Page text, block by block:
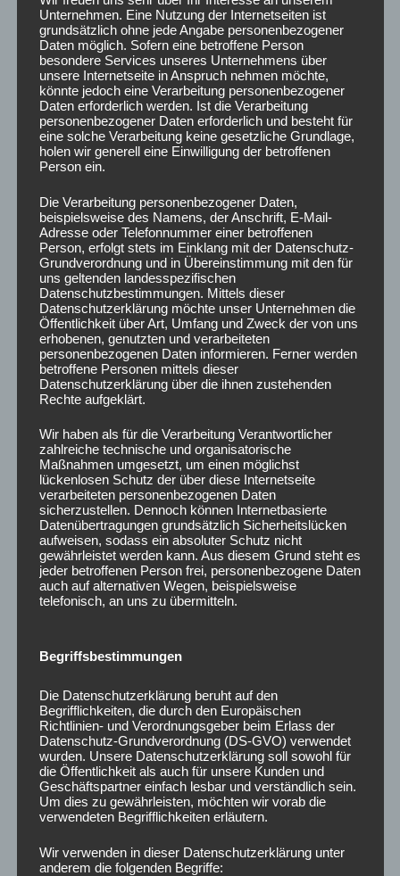
NEUESTE BEITRÄGE
Neue Welpengruppe ab dem 30.11.2024
Die Hundeschule macht Urlaub
Neue Welpengruppe ab Januar 2023
Neue Welpengruppe im Juni 2021
Ab sofort wieder Gruppen-Training
Einzeltraining wieder möglich
Dankeschön für eure Unterstützung
Neue Welpengruppe ab 22.06.2020
Neue Welpengruppe Juni 2020
Giftköder Radar
Wie hoch ist die Hundesteuer in Mönchengladbach?
Thema Hunde Gesundheit
NEUESTE KOMMENTARE
November 2024
April 2024
Dezember 2022
Juni 2021
Februar 2021
Unternehmen. Eine Nutzung der Internetseiten ist
grundsätzlich ohne jede Angabe personenbezogener
Daten möglich. Sofern eine betroffene Person
besondere Services unseres Unternehmens über
unsere Internetseite in Anspruch nehmen möchte,
könnte jedoch eine Verarbeitung personenbezogener
Daten erforderlich werden. Ist die Verarbeitung
personenbezogener Daten erforderlich und besteht für
eine solche Verarbeitung keine gesetzliche Grundlage,
holen wir generell eine Einwilligung der betroffenen
Person ein.
Die Verarbeitung personenbezogener Daten,
beispielsweise des Namens, der Anschrift, E-Mail-
Adresse oder Telefonnummer einer betroffenen
Person, erfolgt stets im Einklang mit der Datenschutz-
Grundverordnung und in Übereinstimmung mit den für
uns geltenden landesspezifischen
Datenschutzbestimmungen. Mittels dieser
Datenschutzerklärung möchte unser Unternehmen die
Öffentlichkeit über Art, Umfang und Zweck der von uns
erhobenen, genutzten und verarbeiteten
personenbezogenen Daten informieren. Ferner werden
betroffene Personen mittels dieser
Datenschutzerklärung über die ihnen zustehenden
Rechte aufgeklärt.
Wir haben als für die Verarbeitung Verantwortlicher
zahlreiche technische und organisatorische
Maßnahmen umgesetzt, um einen möglichst
lückenlosen Schutz der über diese Internetseite
verarbeiteten personenbezogenen Daten
sicherzustellen. Dennoch können Internetbasierte
Datenübertragungen grundsätzlich Sicherheitslücken
aufweisen, sodass ein absoluter Schutz nicht
gewährleistet werden kann. Aus diesem Grund steht es
jeder betroffenen Person frei, personenbezogene Daten
auch auf alternativen Wegen, beispielsweise
telefonisch, an uns zu übermitteln.
Begriffsbestimmungen
Die Datenschutzerklärung beruht auf den
Begrifflichkeiten, die durch den Europäischen
Richtlinien- und Verordnungsgeber beim Erlass der
Datenschutz-Grundverordnung (DS-GVO) verwendet
wurden. Unsere Datenschutzerklärung soll sowohl für
die Öffentlichkeit als auch für unsere Kunden und
Geschäftspartner einfach lesbar und verständlich sein.
Um dies zu gewährleisten, möchten wir vorab die
verwendeten Begrifflichkeiten erläutern.
Wir verwenden in dieser Datenschutzerklärung unter
anderem die folgenden Begriffe: